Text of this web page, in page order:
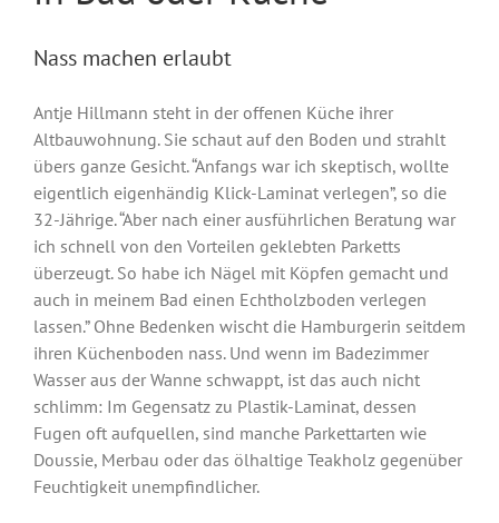
Nass machen erlaubt
Antje Hillmann steht in der offenen Küche ihrer
Altbauwohnung. Sie schaut auf den Boden und strahlt
übers ganze Gesicht. “Anfangs war ich skeptisch, wollte
eigentlich eigenhändig Klick-Laminat verlegen”, so die
32-Jährige. “Aber nach einer ausführlichen Beratung war
ich schnell von den Vorteilen geklebten Parketts
überzeugt. So habe ich Nägel mit Köpfen gemacht und
auch in meinem Bad einen Echtholzboden verlegen
lassen.” Ohne Bedenken wischt die Hamburgerin seitdem
ihren Küchenboden nass. Und wenn im Badezimmer
Wasser aus der Wanne schwappt, ist das auch nicht
schlimm: Im Gegensatz zu Plastik-Laminat, dessen
Fugen oft aufquellen, sind manche Parkettarten wie
Doussie, Merbau oder das ölhaltige Teakholz gegenüber
Feuchtigkeit unempfindlicher.